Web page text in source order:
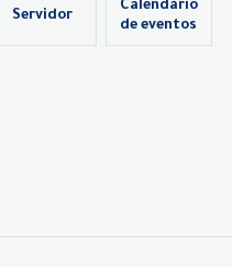
Servidor
Calendário
de eventos